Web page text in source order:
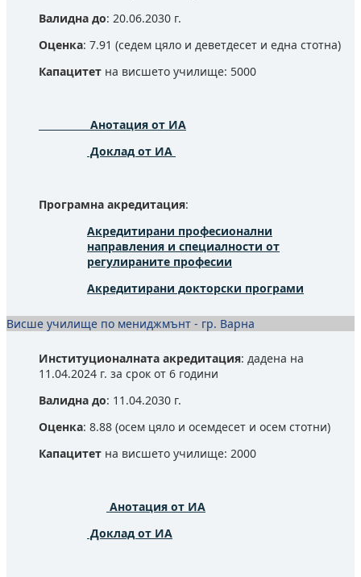
Валидна до: 20.06.2030 г.
Оценка: 7.91 (седем цяло и деветдесет и една стотна)
Капацитет на висшето училище: 5000
Анотация от ИА
Доклад от ИА
Програмна акредитация:
Акредитирани професионални
направления и специалности от
регулираните професии
Акредитирани докторски програми
Висше училище по мениджмънт - гр. Варна
Институционалната акредитация: дадена на
11.04.2024 г. за срок от 6 години
Валидна до: 11.04.2030 г.
Оценка: 8.88 (осем цяло и осемдесет и осем стотни)
Капацитет на висшето училище: 2000
Анотация от ИА
Доклад от ИА